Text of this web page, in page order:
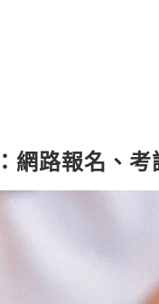
網路報名、